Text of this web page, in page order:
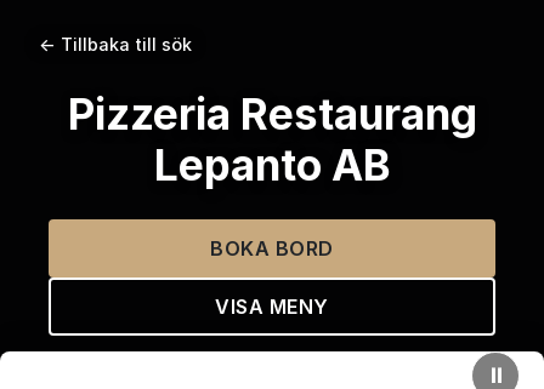
← Tillbaka till sök
Pizzeria Restaurang
Lepanto AB
BOKA BORD
VISA MENY
⏸